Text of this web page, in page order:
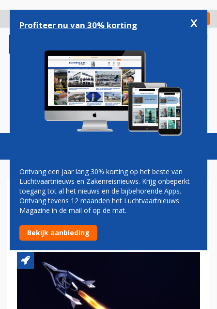
gaan
Check in
Magazine Podcasts Vacatures
FAA HOUDT VIRGIN GALACTIC
HANGENDE ONDERZOEK AAN
DE GROND
Profiteer nu van 30% korting x
Ontvang een jaar lang 30% korting op het beste van
Luchtvaartnieuws en Zakenreisnieuws. Krijg onbeperkt
toegang tot al het nieuws en de bijbehorende Apps.
Ontvang tevens 12 maanden het Luchtvaartnieuws
Magazine in de mail of op de mat.
Bekijk aanbieding